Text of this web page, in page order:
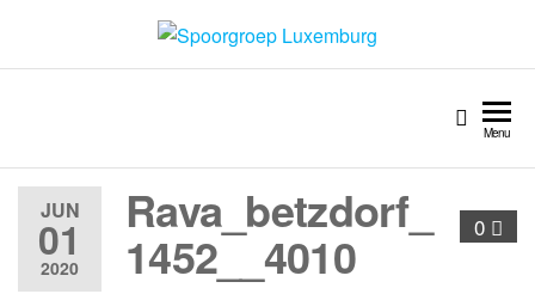
Spoorgroep Luxemburg
Menu
JUN
01
2020
0
Rava_betzdorf_
1452__4010